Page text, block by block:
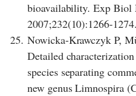
bioavailability. Exp Biol
2007;232(10):1266-1274.
25. Nowicka-Krawczyk P,
Detailed
species separating
new genus Limnospira